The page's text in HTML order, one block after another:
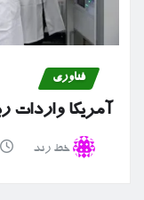
فناوری
آمریکا واردات
خط رند